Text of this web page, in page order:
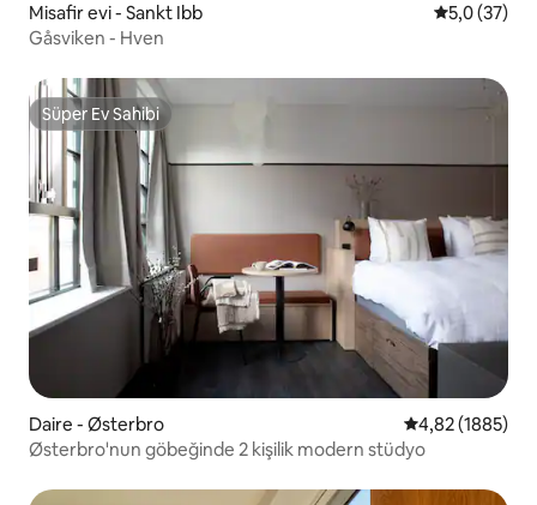
Misafir evi - Sankt Ibb 5 üzerinden
5,0 (37)
Gåsviken - Hven
Süper Ev Sahibi
Süper Ev Sahibi
Daire - Østerbro 5 üzerinden
4,82 (1885)
Østerbro'nun göbeğinde 2 kişilik modern stüdyo